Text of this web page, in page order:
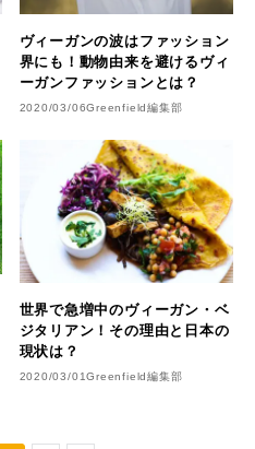
ヴィーガンの波はファッション
界にも！動物由来を避けるヴィ
ーガンファッションとは？
2020/03/06Greenfield編集部
世界で急増中のヴィーガン・ベ
ジタリアン！その理由と日本の
現状は？
2020/03/01Greenfield編集部